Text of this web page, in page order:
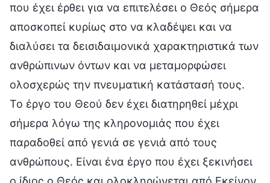
που έχει έρθει για να επιτελέσει ο Θεός σήμερα
αποσκοπεί κυρίως στο να κλαδέψει και να
διαλύσει τα δεισιδαιμονικά χαρακτηριστικά των
ανθρώπινων όντων και να μεταμορφώσει
ολοσχερώς την πνευματική κατάστασή τους.
Το έργο του Θεού δεν έχει διατηρηθεί μέχρι
σήμερα λόγω της κληρονομιάς που έχει
παραδοθεί από γενιά σε γενιά από τους
ανθρώπους. Είναι ένα έργο που έχει ξεκινήσει